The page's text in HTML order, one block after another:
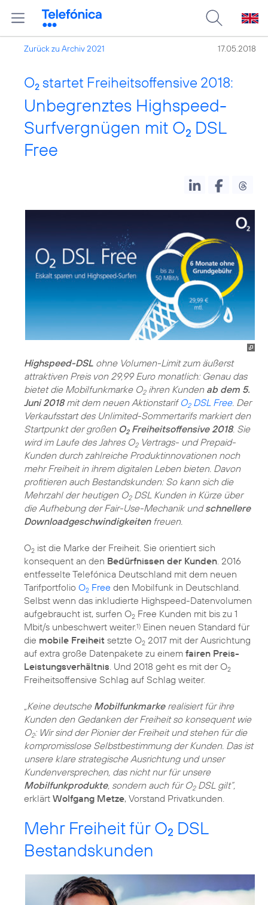
Zurück zu Archiv 2021 17.05.2018
O2 startet Freiheitsoffensive 2018:
Unbegrenztes Highspeed-
Surfvergnügen mit O2 DSL
Free
Highspeed-DSL ohne Volumen-Limit zum äußerst
attraktiven Preis von 29,99 Euro monatlich: Genau das
bietet die Mobilfunkmarke O2ihren Kunden ab dem 5.
Juni 2018mit dem neuen Aktionstarif O2DSL Free. Der
Verkaufsstart des Unlimited-Sommertarifs markiert den
Startpunkt der großen O2Freiheitsoffensive 2018. Sie
wird im Laufe des Jahres O2Vertrags- und Prepaid-
Kunden durch zahlreiche Produktinnovationen noch
mehr Freiheit in ihrem digitalen Leben bieten. Davon
profitieren auch Bestandskunden: So kann sich die
Mehrzahl der heutigen O2DSL Kunden in Kürze über
die Aufhebung der Fair-Use-Mechanik undschnellere
Downloadgeschwindigkeitenfreuen.
O2 ist die Marke der Freiheit. Sie orientiert sich
konsequent an den Bedürfnissen der Kunden . 2016
entfesselte Telefónica Deutschland mit dem neuen
Tarifportfolio O2 Free den Mobilfunk in Deutschland.
Selbst wenn das inkludierte Highspeed-Datenvolumen
aufgebraucht ist, surfen O2 Free Kunden mit bis zu 1
Mbit/s unbeschwert weiter.1) Einen neuen Standard für
die mobile Freiheit setzte O2 2017 mit der Ausrichtung
auf extra große Datenpakete zu einem fairen Preis-
Leistungsverhältnis . Und 2018 geht es mit der O2
Freiheitsoffensive Schlag auf Schlag weiter.
„Keine deutsche Mobilfunkmarkerealisiert für ihre
Kunden den Gedanken der Freiheit so konsequent wie
O2: Wir sind der Pionier der Freiheit und stehen für die
kompromisslose Selbstbestimmung der Kunden. Das ist
unsere klare strategische Ausrichtung und unser
Kundenversprechen, das nicht nur für unsere
Mobilfunkprodukte, sondern auch für O2DSL gilt“,
erklärt Wolfgang Metze, Vorstand Privatkunden.
Mehr Freiheit für O2 DSL
Bestandskunden